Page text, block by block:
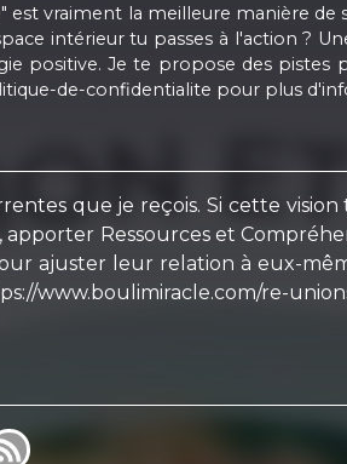
vraiment la meilleure manière
intérieur tu passes à l'action ?
positive. Je te propose des pistes
de-confidentialite pour plus
que je reçois. Si cette
Ressources et
leur relation à eux-
www.boulimiracle.com/re-